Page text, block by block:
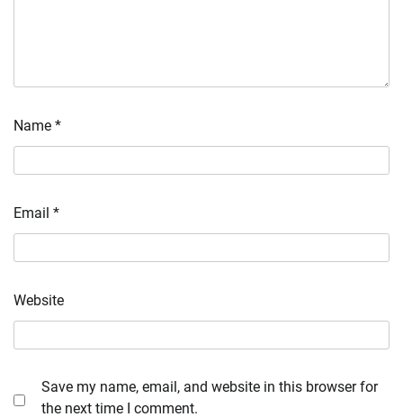
Name *
Email *
Website
Save my name, email, and website in this browser for
the next time I comment.